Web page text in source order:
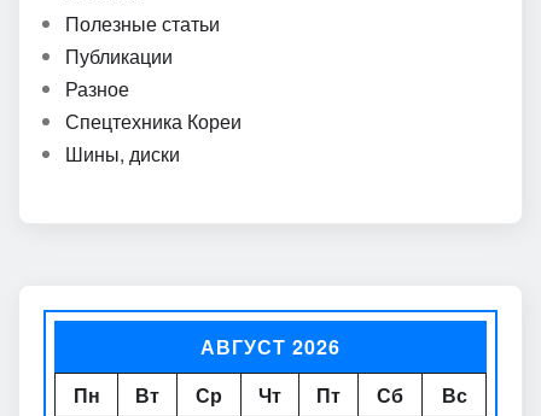
Полезные статьи
Публикации
Разное
Спецтехника Кореи
Шины, диски
АВГУСТ 2026
Пн
Вт Ср Чт Пт Сб
Вс